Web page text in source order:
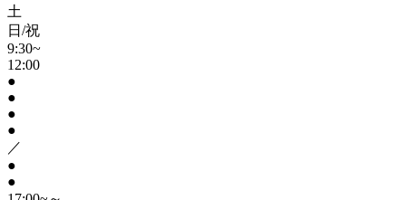
土
日/祝
9:30~
12:00
●
●
●
●
／
●
●